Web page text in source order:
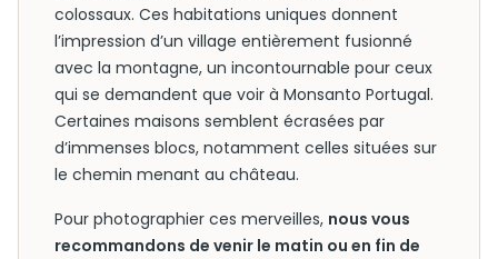
colossaux. Ces habitations uniques donnent
l’impression d’un village entièrement fusionné
avec la montagne, un incontournable pour ceux
qui se demandent que voir à Monsanto Portugal.
Certaines maisons semblent écrasées par
d’immenses blocs, notamment celles situées sur
le chemin menant au château.
Pour photographier ces merveilles, nous vous
recommandons de venir le matin ou en fin de